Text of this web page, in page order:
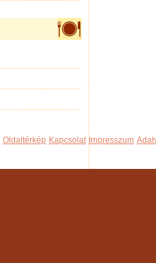
Oldaltérkép Kapcsolat Impresszum